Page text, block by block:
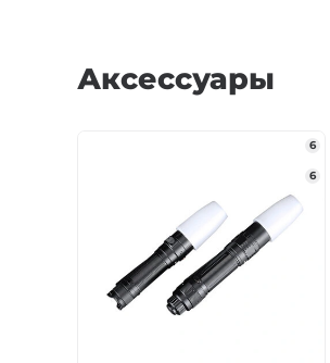
Аксессуары
6
6